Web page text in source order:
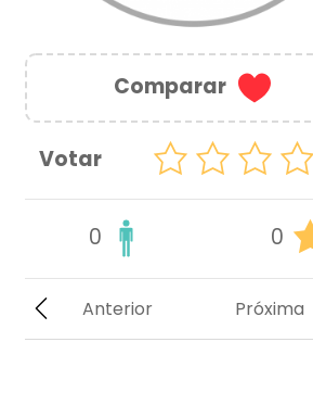
Comparar
Votar
0 0
Próxima
Anterior